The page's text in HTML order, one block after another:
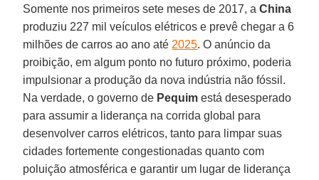
Somente nos primeiros sete meses de 2017, aChina
produziu 227 mil veículos elétricos e prevê chegar a 6
milhões de carros ao ano até 2025. O anúncio da
proibição, em algum ponto no futuro próximo, poderia
impulsionar a produção da nova indústria não fóssil.
Na verdade, o governo de Pequim está desesperado
para assumir a liderança na corrida global para
desenvolver carros elétricos, tanto para limpar suas
cidades fortemente congestionadas quanto com
poluição atmosférica e garantir um lugar de liderança